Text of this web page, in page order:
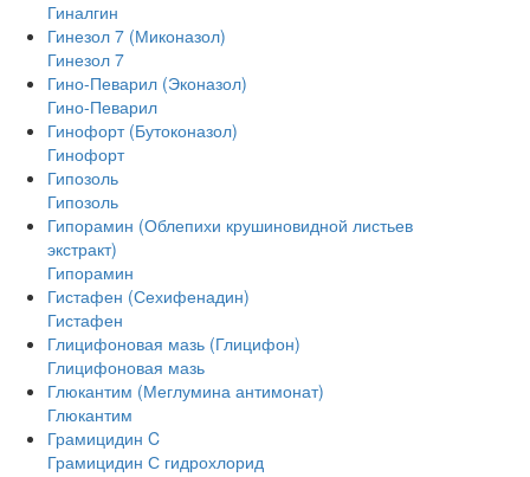
Гиналгин
Гинезол 7 (Миконазол)
Гинезол 7
Гино-Певарил (Эконазол)
Гино-Певарил
Гинофорт (Бутоконазол)
Гинофорт
Гипозоль
Гипозоль
Гипорамин (Облепихи крушиновидной листьев
экстракт)
Гипорамин
Гистафен (Сехифенадин)
Гистафен
Глицифоновая мазь (Глицифон)
Глицифоновая мазь
Глюкантим (Меглумина антимонат)
Глюкантим
Грамицидин C
Грамицидин С гидрохлорид